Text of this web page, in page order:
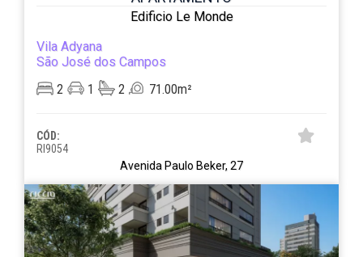
Edificio Le Monde
Vila Adyana
São José dos Campos
2
1 2 71.00m²
CÓD:
RI9054
Avenida Paulo Beker, 27